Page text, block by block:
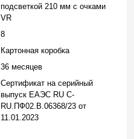
подсветкой 210 мм с очками
VR
8
Картонная коробка
36 месяцев
Сертификат на серийный
выпуск ЕАЭС RU С-
RU.ПФ02.В.06368/23 от
11.01.2023